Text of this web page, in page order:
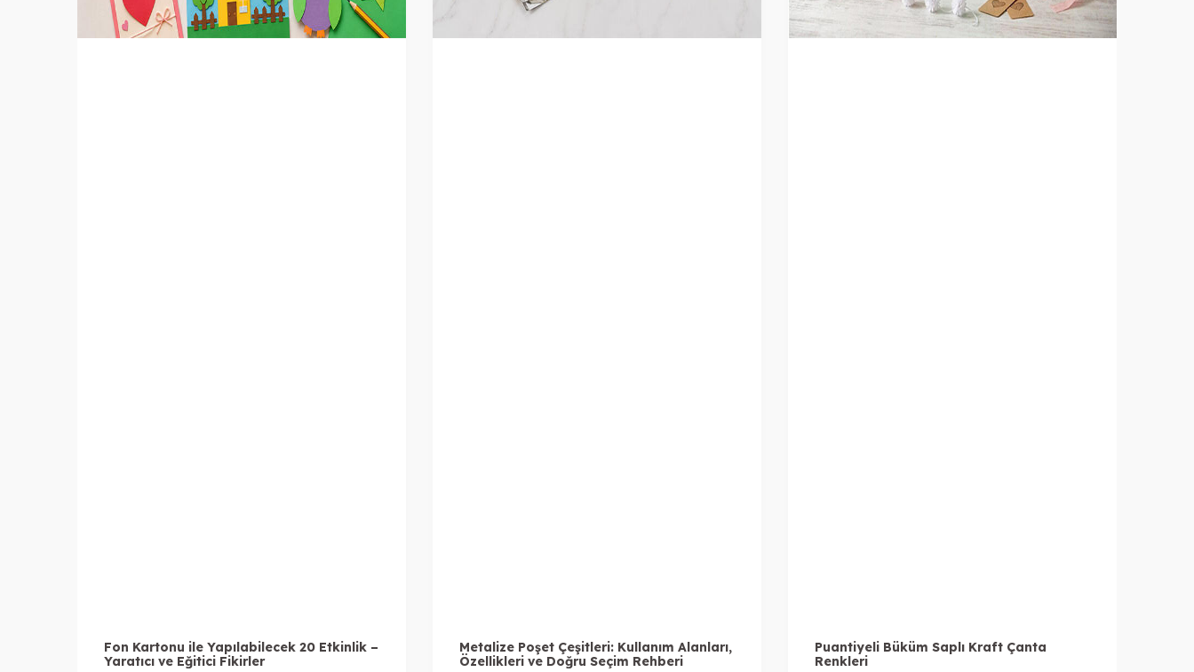
Fon Kartonu ile Yapılabilecek 20 Etkinlik –
Yaratıcı ve Eğitici Fikirler
Metalize Poşet Çeşitleri: Kullanım Alanları,
Özellikleri ve Doğru Seçim Rehberi
Puantiyeli Büküm Saplı Kraft Çanta
Renkleri